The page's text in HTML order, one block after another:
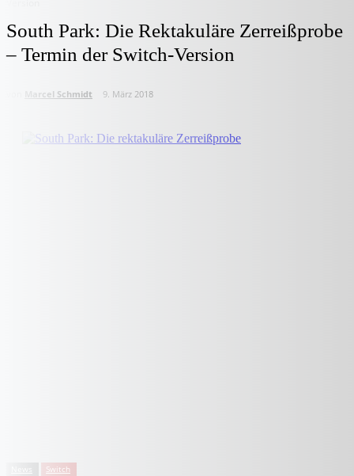
South Park: Die Rektakuläre Zerreißprobe
– Termin der Switch-Version
Marcel Schmidt 9. März 2018
Switch